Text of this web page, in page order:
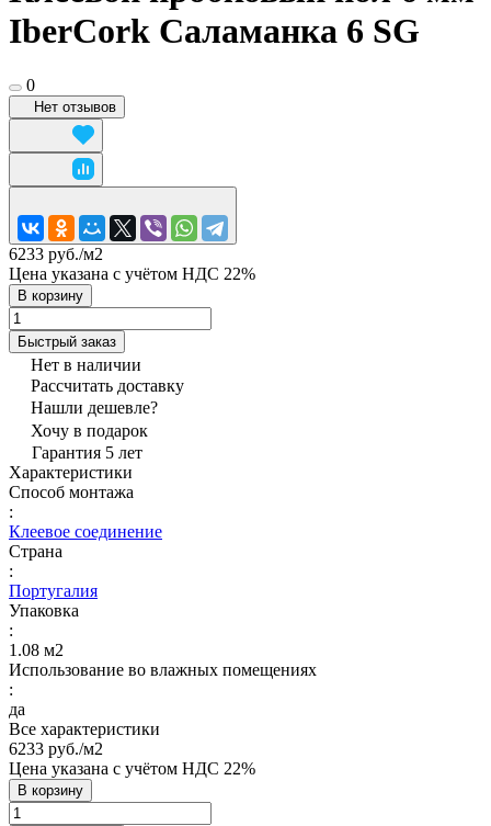
IberCork Саламанка 6 SG
0
Нет отзывов
6233 руб./м2
Цена указана с учётом НДС 22%
В корзину
Быстрый заказ
Нет в наличии
Рассчитать доставку
Нашли дешевле?
Хочу в подарок
Гарантия 5 лет
Характеристики
Способ монтажа
:
Клеевое соединение
Страна
:
Португалия
Упаковка
:
1.08 м2
Использование во влажных помещениях
:
да
Все характеристики
6233 руб./м2
Цена указана с учётом НДС 22%
В корзину